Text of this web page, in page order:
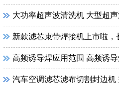
大功率超声波清洗机 大型超声波
新款滤芯束带焊接机上市啦，长翔新款除
高频诱导焊应用范围 高频诱
汽车空调滤芯滤布切割封边机 空调滤芯超